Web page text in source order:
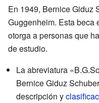
En 1949, Bernice Giduz
Guggenheim. Esta beca
otorga a personas que
de estudio.
La abreviatura
Bernice Giduz
descripción y